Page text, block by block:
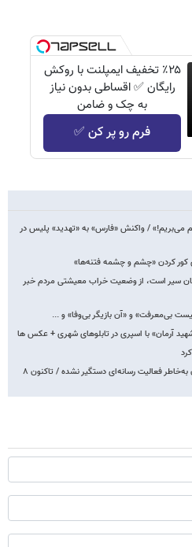
٪۲۵ تخفیف ایمپلنت با روکش
رایگان ✅ اقساطی بدون نیاز
به چک و ضامن
فرم رو پر کن ✅
می‌بریم!» / واکنش «فارس» به «تهدید» پلیس در
کور کردن «چشم و چشمه فتنه‌ها»
سیر است، از وضعیت خراب معیشتی مردم خبر
بی‌معرفت» و «آن بازیگر بی‌وفا» و ...
آرمان» با اسپری در تابلوهای شهری + عکس ها
وزارت ارشاد: هیچ فردی در تهران به‌خاطر فعالیت رسانه‌ای دستگیر نشده / تاکنون ۸